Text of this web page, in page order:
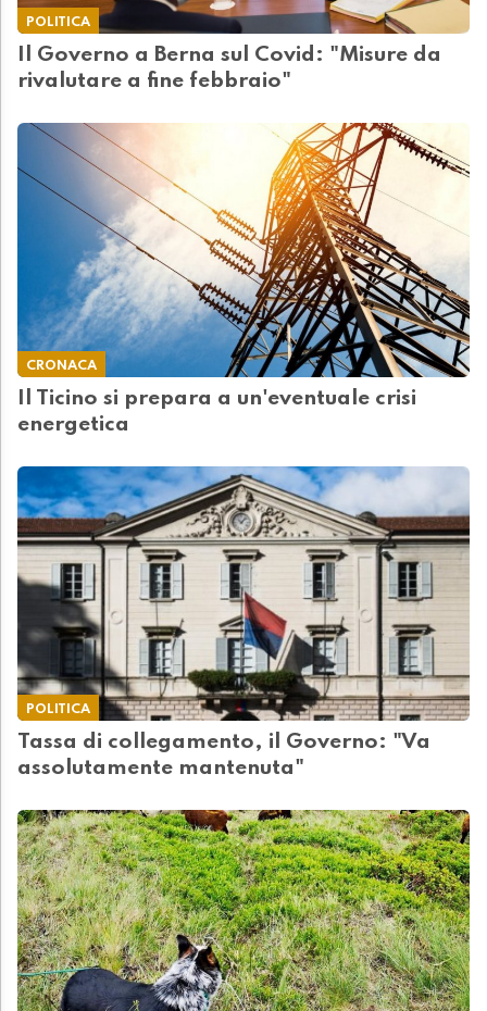
POLITICA
Il Governo a Berna sul Covid: "Misure da
rivalutare a fine febbraio"
CRONACA
Il Ticino si prepara a un'eventuale crisi
energetica
POLITICA
Tassa di collegamento, il Governo: "Va
assolutamente mantenuta"